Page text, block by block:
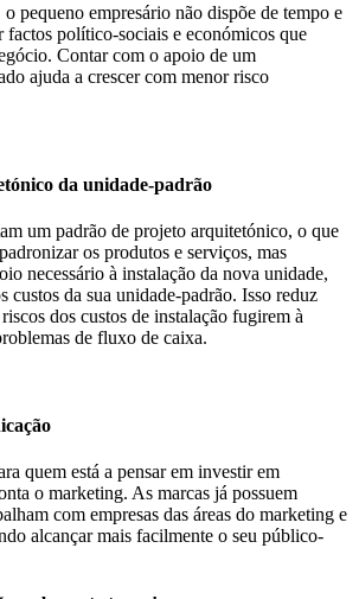
pequeno empresário não dispõe de tempo e
factos político-sociais e económicos que
Contar com o apoio de um
ajuda a crescer com menor risco
da unidade-padrão
um padrão de projeto arquitetónico, o que
os produtos e serviços, mas
necessário à instalação da nova unidade,
custos da sua unidade-padrão. Isso reduz
dos custos de instalação fugirem à
de fluxo de caixa.
quem está a pensar em investir em
o marketing. As marcas já possuem
com empresas das áreas do marketing e
alcançar mais facilmente o seu público-